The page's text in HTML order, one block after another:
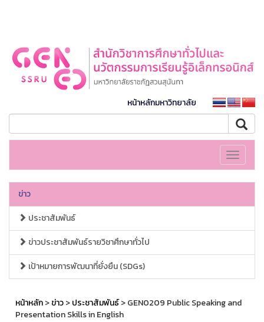
หน้าหลักมหาวิทยาลัย
Toggle
ข่าว
ประชาสัมพันธ์
ข่าวประชาสัมพันธ์รายวิชาศึกษาทั่วไป
เป้าหมายการพัฒนาที่ยั่งยืน (SDGs)
หน้าหลัก>ข่าว>ประชาสัมพันธ์> GEN0209 Public Speaking and
Presentation Skills in English